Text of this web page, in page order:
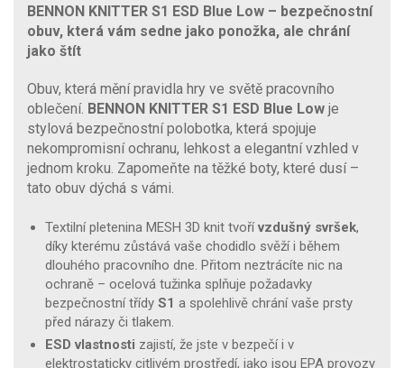
BENNON KNITTER S1 ESD Blue Low – bezpečnostní
obuv, která vám sedne jako ponožka, ale chrání
jako štít
Obuv, která mění pravidla hry ve světě pracovního
oblečení. BENNON KNITTER S1 ESD Blue Low je
stylová bezpečnostní polobotka, která spojuje
nekompromisní ochranu, lehkost a elegantní vzhled v
jednom kroku. Zapomeňte na těžké boty, které dusí –
tato obuv dýchá s vámi.
Textilní pletenina MESH 3D knit tvořívzdušný svršek,
díky kterému zůstává vaše chodidlo svěží i během
dlouhého pracovního dne. Přitom neztrácíte nic na
ochraně – ocelová tužinka splňuje požadavky
bezpečnostní třídy S1 a spolehlivě chrání vaše prsty
před nárazy či tlakem.
ESD vlastnosti zajistí, že jste v bezpečí i v
elektrostaticky citlivém prostředí, jako jsou EPA provozy